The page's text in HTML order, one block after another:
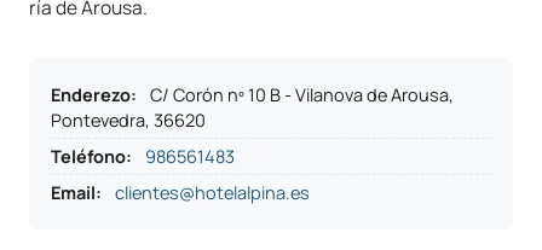
ría de Arousa.
Enderezo:
C/ Corón nº 10 B - Vilanova de Arousa,
Pontevedra, 36620
Teléfono:
986561483
Email:
clientes@hotelalpina.es